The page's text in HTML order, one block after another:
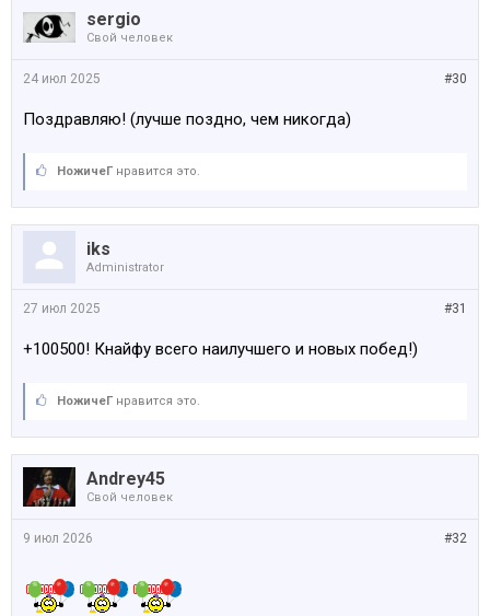
sergio
Свой человек
#30
24 июл 2025
Поздравляю! (лучше поздно, чем никогда)
НожичеГ нравится это.
iks
Administrator
#31
27 июл 2025
+100500! Кнайфу всего наилучшего и новых побед!)
НожичеГ нравится это.
Andrey45
Свой человек
#32
9 июл 2026